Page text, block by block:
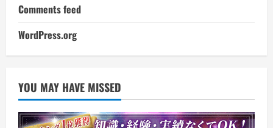
Comments feed
WordPress.org
YOU MAY HAVE MISSED